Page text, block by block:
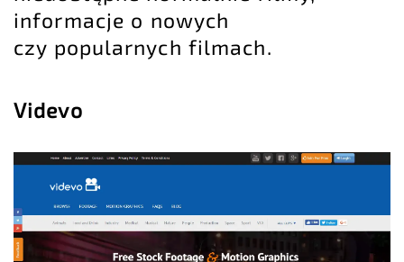
informacje o nowych
czy popularnych filmach.
Videvo